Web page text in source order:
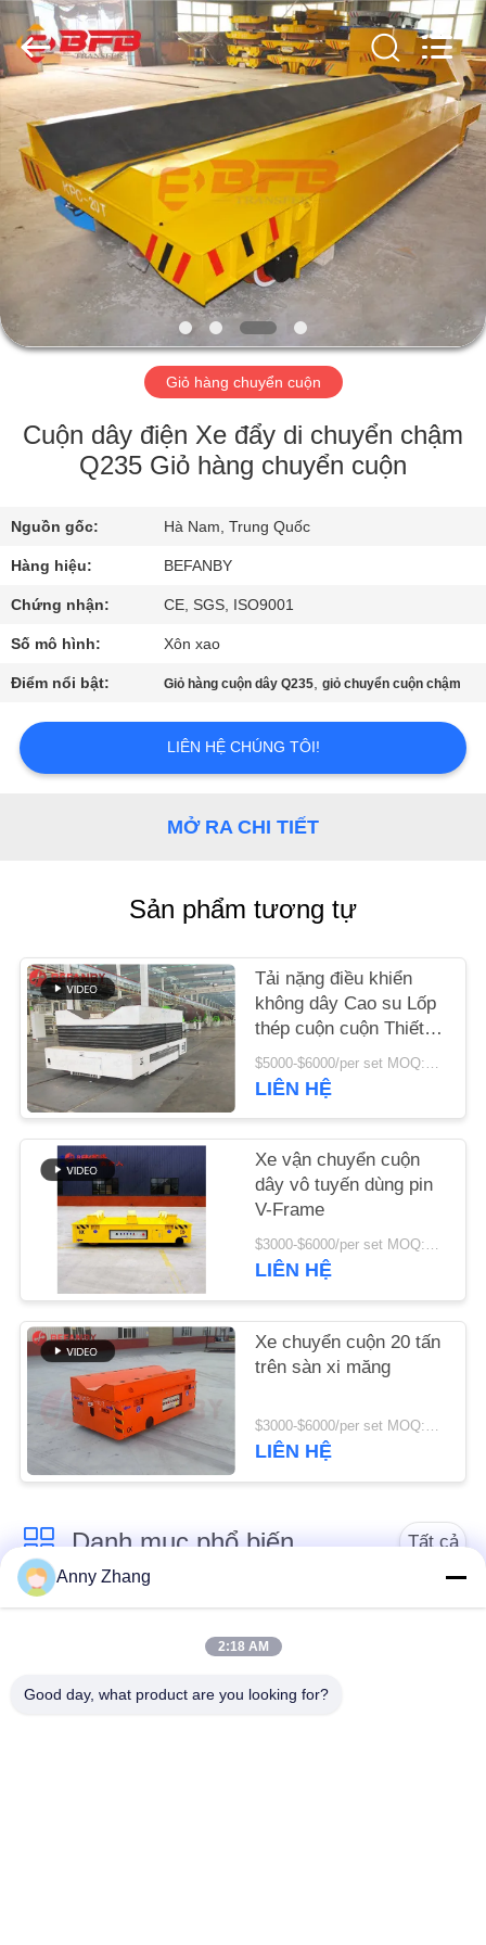
NHÀ
CÁC
SẢN
PHẨM
VỀ
CHÚNG
THAM
NHÀ
MÁY
KIỂM
SOÁT
LƯỢNG
TIN
TỨC
YÊU
CẦU
BÁO
GIÁ
ĐỒ
TRANG
WEB
PRIVACY
POLICY
Xinxiang
Hundred
Percent
Electrical
and
Mechanical
Co.,Ltd.
All
Rights
Reserved.
Giỏ hàng chuyển cuộn
Cuộn dây điện Xe đẩy di chuyển chậm
Q235 Giỏ hàng chuyển cuộn
Nguồn gốc: Hà Nam, Trung Quốc
Hàng hiệu: BEFANBY
Chứng nhận: CE, SGS, ISO9001
Số mô hình: Xôn xao
Điểm nổi bật: Giỏ hàng cuộn dây Q235,giỏ chuyển cuộn chậm
LIÊN HỆ CHÚNG TÔI!
MỞ RA CHI TIẾT
Sản phẩm tương tự
Tải nặng điều khiển
không dây Cao su Lốp
thép cuộn cuộn Thiết bị
xử lý xe
$5000-$6000/per set MOQ:bộ/bộ 1
LIÊN HỆ
Xe vận chuyển cuộn
dây vô tuyến dùng pin
V-Frame
$3000-$6000/per set MOQ:1 bộ/ bộ
LIÊN HỆ
Xe chuyển cuộn 20 tấn
trên sàn xi măng
$3000-$6000/per set MOQ:1 bộ/ bộ
LIÊN HỆ
Danh mục phổ biến
Tất cả
các
Giỏ chuyển pin
Giỏ hàng chuyển
sắt
động AGV
Anny Zhang
2:18 AM
Good day, what product are you looking for?